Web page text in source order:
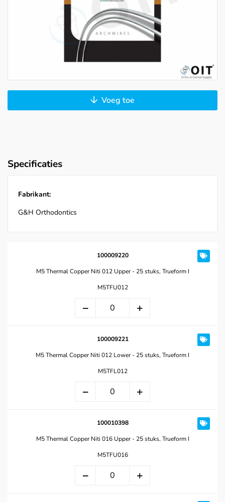
Voeg toe
Specificaties
Fabrikant:
G&H Orthodontics
100009220
M5 Thermal Copper Niti 012 Upper - 25 stuks, Trueform I
M5TFU012
100009221
M5 Thermal Copper Niti 012 Lower - 25 stuks, Trueform I
M5TFL012
100010398
M5 Thermal Copper Niti 016 Upper - 25 stuks, Trueform I
M5TFU016